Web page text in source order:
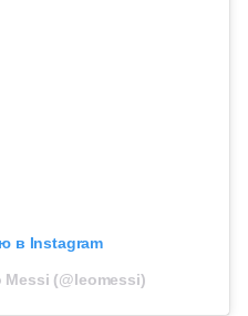
в Instagram
(@leomessi)